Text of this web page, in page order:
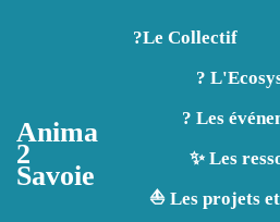
Aller au contenu principal
Anima
2
Savoie
?️Le Collectif
?
? Les
✨ Les
⛵ Les projets